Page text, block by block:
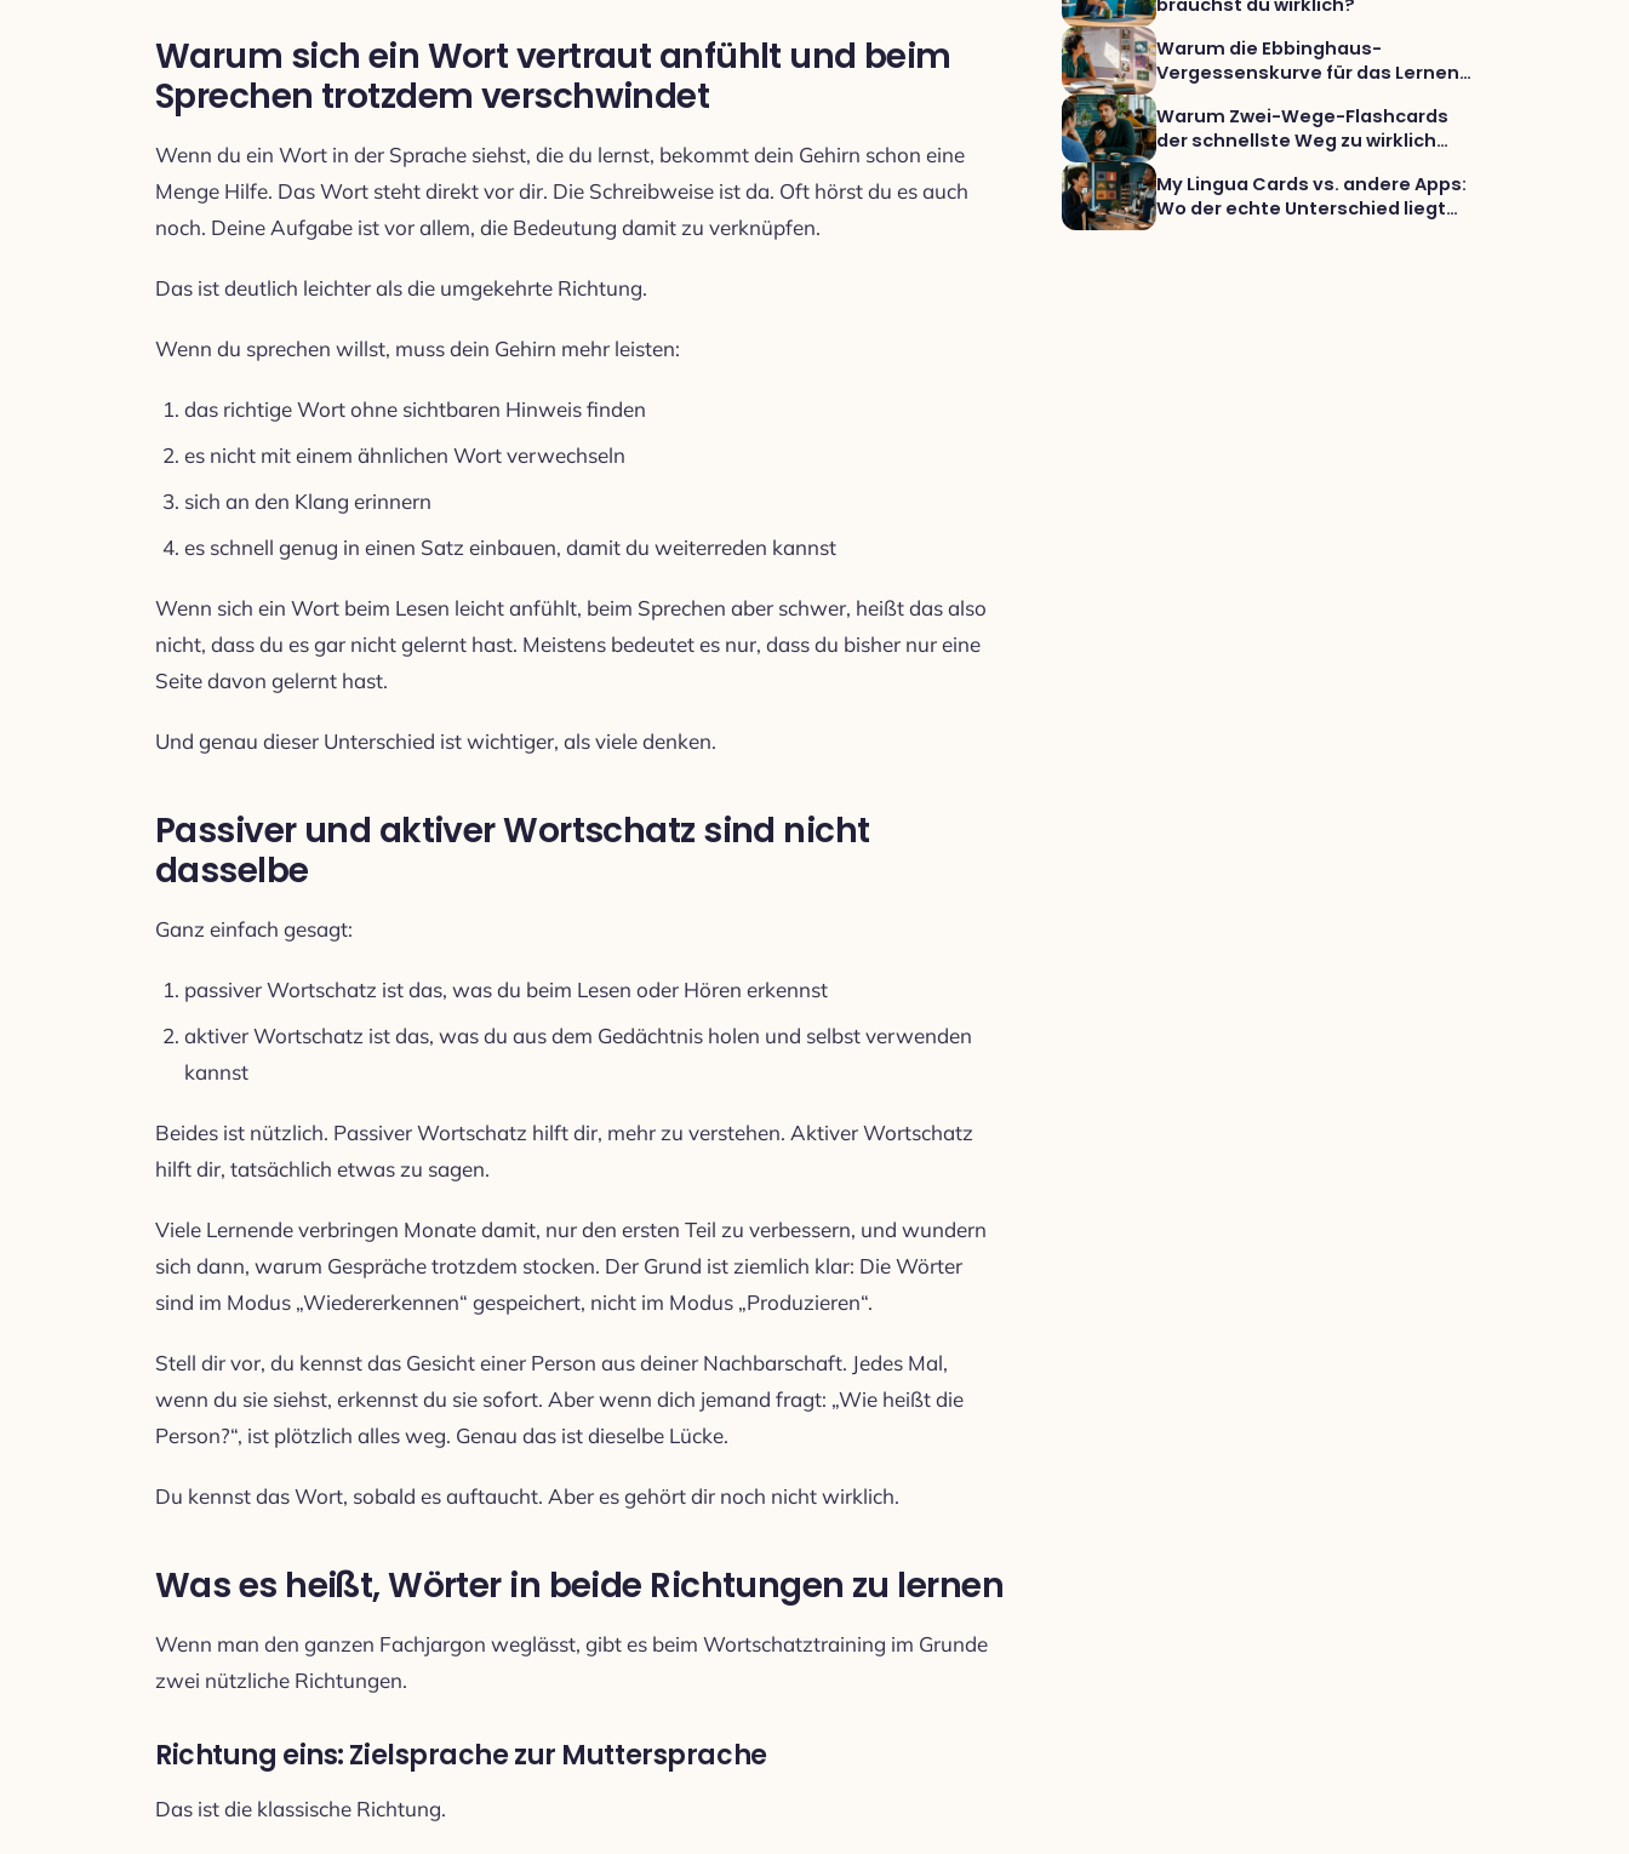
Warum sich ein Wort vertraut anfühlt und beim
Sprechen trotzdem verschwindet
Wenn du ein Wort in der Sprache siehst, die du lernst, bekommt dein Gehirn schon eine
Menge Hilfe. Das Wort steht direkt vor dir. Die Schreibweise ist da. Oft hörst du es auch
noch. Deine Aufgabe ist vor allem, die Bedeutung damit zu verknüpfen.
Das ist deutlich leichter als die umgekehrte Richtung.
Wenn du sprechen willst, muss dein Gehirn mehr leisten:
das richtige Wort ohne sichtbaren Hinweis finden
es nicht mit einem ähnlichen Wort verwechseln
sich an den Klang erinnern
es schnell genug in einen Satz einbauen, damit du weiterreden kannst
Wenn sich ein Wort beim Lesen leicht anfühlt, beim Sprechen aber schwer, heißt das also
nicht, dass du es gar nicht gelernt hast. Meistens bedeutet es nur, dass du bisher nur eine
Seite davon gelernt hast.
Und genau dieser Unterschied ist wichtiger, als viele denken.
Passiver und aktiver Wortschatz sind nicht
dasselbe
Ganz einfach gesagt:
passiver Wortschatz ist das, was du beim Lesen oder Hören erkennst
aktiver Wortschatz ist das, was du aus dem Gedächtnis holen und selbst verwenden
kannst
Beides ist nützlich. Passiver Wortschatz hilft dir, mehr zu verstehen. Aktiver Wortschatz
hilft dir, tatsächlich etwas zu sagen.
Viele Lernende verbringen Monate damit, nur den ersten Teil zu verbessern, und wundern
sich dann, warum Gespräche trotzdem stocken. Der Grund ist ziemlich klar: Die Wörter
sind im Modus „Wiedererkennen“ gespeichert, nicht im Modus „Produzieren“.
Stell dir vor, du kennst das Gesicht einer Person aus deiner Nachbarschaft. Jedes Mal,
wenn du sie siehst, erkennst du sie sofort. Aber wenn dich jemand fragt: „Wie heißt die
Person?“, ist plötzlich alles weg. Genau das ist dieselbe Lücke.
Du kennst das Wort, sobald es auftaucht. Aber es gehört dir noch nicht wirklich.
Was es heißt, Wörter in beide Richtungen zu lernen
Wenn man den ganzen Fachjargon weglässt, gibt es beim Wortschatztraining im Grunde
zwei nützliche Richtungen.
Richtung eins: Zielsprache zur Muttersprache
Das ist die klassische Richtung.
Warum die Ebbinghaus-
Vergessenskurve für das Lernen
ist und warum variable
Abrufhinweise noch mehr bringen
Warum Zwei-Wege-Flashcards
der schnellste Weg zu wirklich
My Lingua Cards vs. andere Apps:
Wo der echte Unterschied liegt